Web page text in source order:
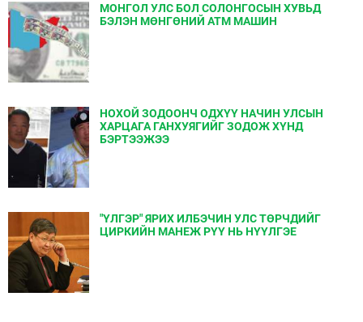
МОНГОЛ УЛС БОЛ СОЛОНГОСЫН ХУВЬД
БЭЛЭН МӨНГӨНИЙ АТМ МАШИН
НОХОЙ ЗОДООНЧ ОДХҮҮ НАЧИН УЛСЫН
ХАРЦАГА ГАНХУЯГИЙГ ЗОДОЖ ХҮНД
БЭРТЭЭЖЭЭ
"ҮЛГЭР" ЯРИХ ИЛБЭЧИН УЛС ТӨРЧДИЙГ
ЦИРКИЙН МАНЕЖ РҮҮ НЬ НҮҮЛГЭЕ